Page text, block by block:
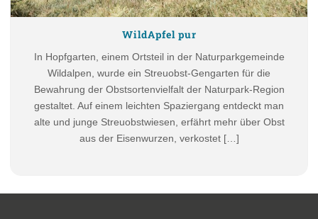
WildApfel pur
In Hopfgarten, einem Ortsteil in der Naturparkgemeinde
Wildalpen, wurde ein Streuobst-Gengarten für die
Bewahrung der Obstsortenvielfalt der Naturpark-Region
gestaltet. Auf einem leichten Spaziergang entdeckt man
alte und junge Streuobstwiesen, erfährt mehr über Obst
aus der Eisenwurzen, verkostet […]